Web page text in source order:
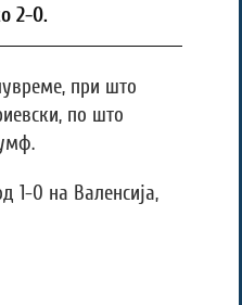
2-0.
при што
по што
1-0 на Валенсија,